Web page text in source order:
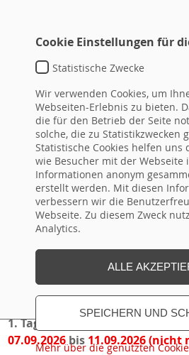
BR I – BASISWISSEN
BETRIEBSRATSARBEIT
ZIELGRUPPE / TEILNEHMER
ZIELE / INHALTE
HINWEISE
SEMINARTERMIN(E)
1. Tagungs- und
07.09.2026bis 11.09.2026
Cookie Einstellungen für
Statistische Zwecke
Wir verwenden Cookies, um
Webseiten-Erlebnis zu bieten.
die für den Betrieb der Seite
solche, die zu Statistikzwecken
Statistische Cookies helfen uns
wie Besucher mit der Webseite
Informationen anonym
erstellt werden. Mit diesen
verbessern wir die
Webseite. Zu diesem Zweck
Analytics.
ALLE
SPEICHERN UND
Mehr über die genutzten